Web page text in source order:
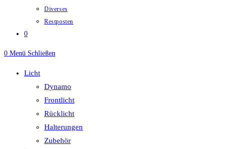
Diverses
Restposten
0
0 Menü Schließen
Licht
Dynamo
Frontlicht
Rücklicht
Halterungen
Zubehör